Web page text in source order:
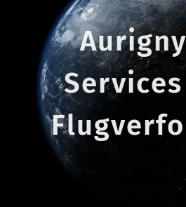
Services